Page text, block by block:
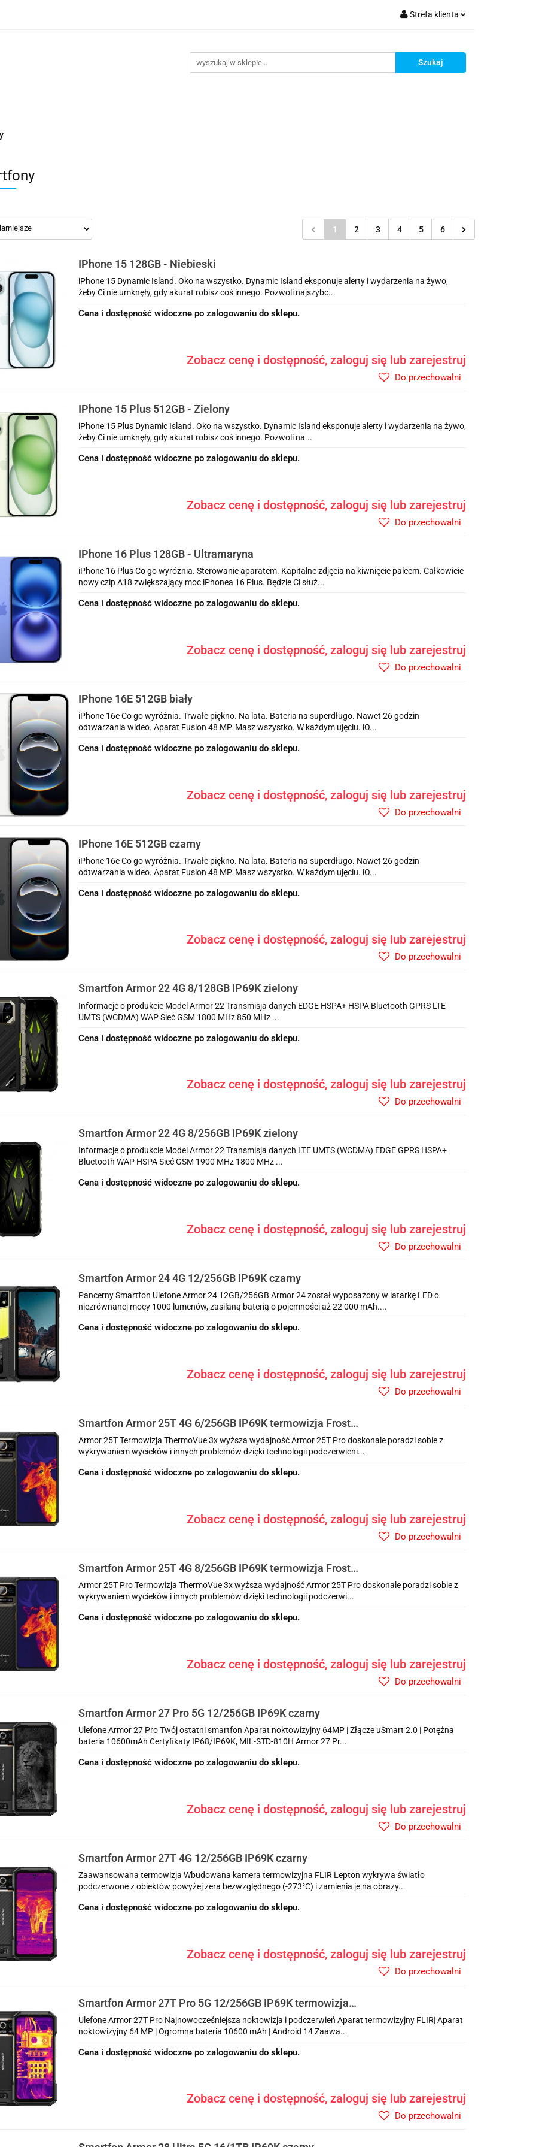
Strefa klienta
Zarejestruj się
1 2 3 4 5 6
IPhone 15 128GB - Niebieski
iPhone 15 Dynamic Island. Oko na wszystko. Dynamic Island eksponuje alerty i wydarzenia na żywo,
żeby Ci nie umknęły, gdy akurat robisz coś innego. Pozwoli najszybc...
Cena i dostępność widoczne po zalogowaniu do sklepu.
Zobacz cenę i dostępność, zaloguj się lub zarejestruj
Do przechowalni
IPhone 15 Plus 512GB - Zielony
iPhone 15 Plus Dynamic Island. Oko na wszystko. Dynamic Island eksponuje alerty i wydarzenia na żywo,
żeby Ci nie umknęły, gdy akurat robisz coś innego. Pozwoli na...
Cena i dostępność widoczne po zalogowaniu do sklepu.
Zobacz cenę i dostępność, zaloguj się lub zarejestruj
Do przechowalni
IPhone 16 Plus 128GB - Ultramaryna
iPhone 16 Plus Co go wyróżnia. Sterowanie aparatem. Kapitalne zdjęcia na kiwnięcie palcem. Całkowicie
nowy czip A18 zwiększający moc iPhonea 16 Plus. Będzie Ci służ...
Cena i dostępność widoczne po zalogowaniu do sklepu.
Zobacz cenę i dostępność, zaloguj się lub zarejestruj
Do przechowalni
IPhone 16E 512GB biały
iPhone 16e Co go wyróżnia. Trwałe piękno. Na lata. Bateria na superdługo. Nawet 26 godzin
odtwarzania wideo. Aparat Fusion 48 MP. Masz wszystko. W każdym ujęciu. iO...
Cena i dostępność widoczne po zalogowaniu do sklepu.
Zobacz cenę i dostępność, zaloguj się lub zarejestruj
Do przechowalni
IPhone 16E 512GB czarny
iPhone 16e Co go wyróżnia. Trwałe piękno. Na lata. Bateria na superdługo. Nawet 26 godzin
odtwarzania wideo. Aparat Fusion 48 MP. Masz wszystko. W każdym ujęciu. iO...
Cena i dostępność widoczne po zalogowaniu do sklepu.
Zobacz cenę i dostępność, zaloguj się lub zarejestruj
Do przechowalni
Smartfon Armor 22 4G 8/128GB IP69K zielony
Informacje o produkcie Model Armor 22 Transmisja danych EDGE HSPA+ HSPA Bluetooth GPRS LTE
UMTS (WCDMA) WAP Sieć GSM 1800 MHz 850 MHz ...
Cena i dostępność widoczne po zalogowaniu do sklepu.
Zobacz cenę i dostępność, zaloguj się lub zarejestruj
Do przechowalni
Smartfon Armor 22 4G 8/256GB IP69K zielony
Informacje o produkcie Model Armor 22 Transmisja danych LTE UMTS (WCDMA) EDGE GPRS HSPA+
Bluetooth WAP HSPA Sieć GSM 1900 MHz 1800 MHz ...
Cena i dostępność widoczne po zalogowaniu do sklepu.
Zobacz cenę i dostępność, zaloguj się lub zarejestruj
Do przechowalni
Smartfon Armor 24 4G 12/256GB IP69K czarny
Pancerny Smartfon Ulefone Armor 24 12GB/256GB Armor 24 został wyposażony w latarkę LED o
niezrównanej mocy 1000 lumenów, zasilaną baterią o pojemności aż 22 000 mAh....
Cena i dostępność widoczne po zalogowaniu do sklepu.
Zobacz cenę i dostępność, zaloguj się lub zarejestruj
Do przechowalni
Smartfon Armor 25T 4G 6/256GB IP69K termowizja Frost
Black
Armor 25T Termowizja ThermoVue 3x wyższa wydajność Armor 25T Pro doskonale poradzi sobie z
wykrywaniem wycieków i innych problemów dzięki technologii podczerwieni....
Cena i dostępność widoczne po zalogowaniu do sklepu.
Zobacz cenę i dostępność, zaloguj się lub zarejestruj
Do przechowalni
Smartfon Armor 25T 4G 8/256GB IP69K termowizja Frost
Black
Armor 25T Pro Termowizja ThermoVue 3x wyższa wydajność Armor 25T Pro doskonale poradzi sobie z
wykrywaniem wycieków i innych problemów dzięki technologii podczerwi...
Cena i dostępność widoczne po zalogowaniu do sklepu.
Zobacz cenę i dostępność, zaloguj się lub zarejestruj
Do przechowalni
Smartfon Armor 27 Pro 5G 12/256GB IP69K czarny
Ulefone Armor 27 Pro Twój ostatni smartfon Aparat noktowizyjny 64MP | Złącze uSmart 2.0 | Potężna
bateria 10600mAh Certyfikaty IP68/IP69K, MIL-STD-810H Armor 27 Pr...
Cena i dostępność widoczne po zalogowaniu do sklepu.
Zobacz cenę i dostępność, zaloguj się lub zarejestruj
Do przechowalni
Smartfon Armor 27T 4G 12/256GB IP69K czarny
Zaawansowana termowizja Wbudowana kamera termowizyjna FLIR Lepton wykrywa światło
podczerwone z obiektów powyżej zera bezwzględnego (-273°C) i zamienia je na obrazy...
Cena i dostępność widoczne po zalogowaniu do sklepu.
Zobacz cenę i dostępność, zaloguj się lub zarejestruj
Do przechowalni
Smartfon Armor 27T Pro 5G 12/256GB IP69K termowizja
Czarny
Ulefone Armor 27T Pro Najnowocześniejsza noktowizja i podczerwień Aparat termowizyjny FLIR| Aparat
noktowizyjny 64 MP | Ogromna bateria 10600 mAh | Android 14 Zaawa...
Cena i dostępność widoczne po zalogowaniu do sklepu.
Zobacz cenę i dostępność, zaloguj się lub zarejestruj
Do przechowalni